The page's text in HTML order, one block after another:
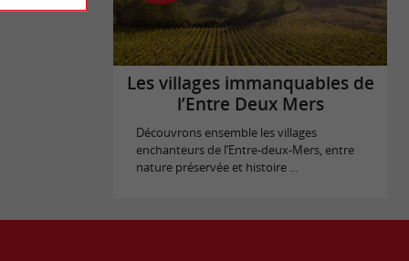
Les villages immanquables de
l’Entre Deux Mers
Découvrons ensemble les villages
enchanteurs de l’Entre-deux-Mers, entre
nature préservée et histoire ...